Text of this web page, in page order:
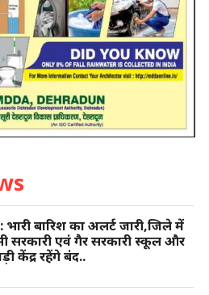
: भारी बारिश का अलर्ट जारी,जिले में
सरकारी एवं गैर सरकारी स्कूल और
केंद्र रहेंगे बंद..